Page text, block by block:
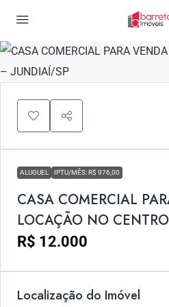
ALUGUEL IPTU/MÊS: R$ 976,00
CASA COMERCIAL
LOCAÇÃO NO
R$ 12.000
Localização do Imóvel